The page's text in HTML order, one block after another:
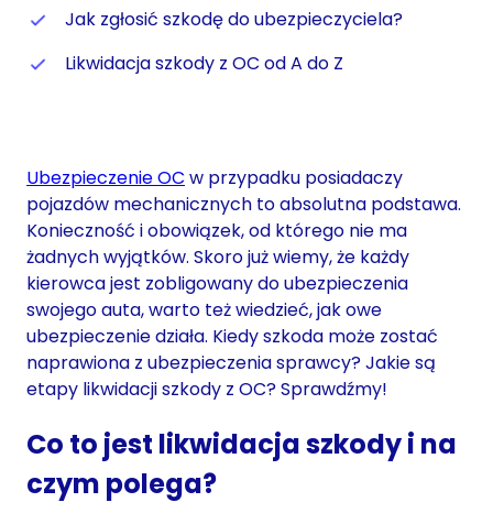
Jak zgłosić szkodę do ubezpieczyciela?
Likwidacja szkody z OC od A do Z
Ubezpieczenie OC w przypadku posiadaczy
pojazdów mechanicznych to absolutna podstawa.
Konieczność i obowiązek, od którego nie ma
żadnych wyjątków. Skoro już wiemy, że każdy
kierowca jest zobligowany do ubezpieczenia
swojego auta, warto też wiedzieć, jak owe
ubezpieczenie działa. Kiedy szkoda może zostać
naprawiona z ubezpieczenia sprawcy? Jakie są
etapy likwidacji szkody z OC? Sprawdźmy!
Co to jest likwidacja szkody i na
czym polega?